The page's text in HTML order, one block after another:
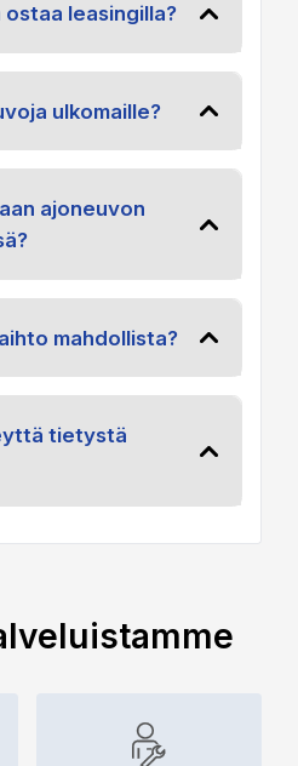
leasingilla?
ulkomaille?
ajoneuvon
mahdollista?
tietystä